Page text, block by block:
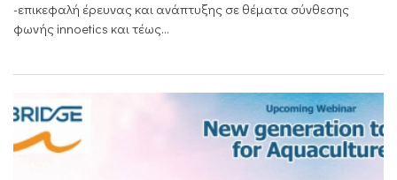
-επικεφαλή έρευνας και ανάπτυξης σε θέματα σύνθεσης
φωνής innoetics και τέως...